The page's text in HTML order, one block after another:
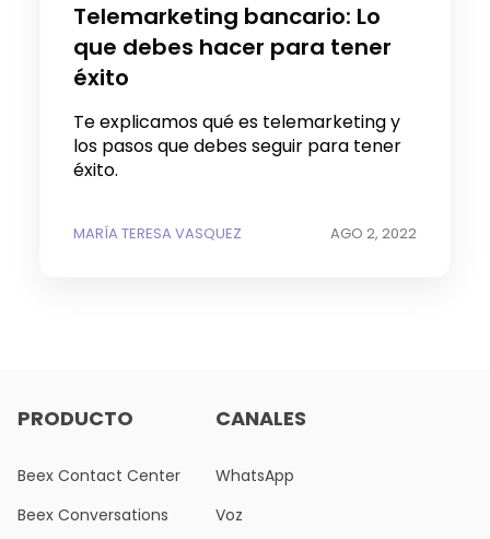
Telemarketing bancario: Lo
que debes hacer para tener
éxito
Te explicamos qué es telemarketing y
los pasos que debes seguir para tener
éxito.
MARÍA TERESA VASQUEZ AGO 2, 2022
PRODUCTO
Beex Contact Center
Beex Conversations
CANALES
WhatsApp
Voz